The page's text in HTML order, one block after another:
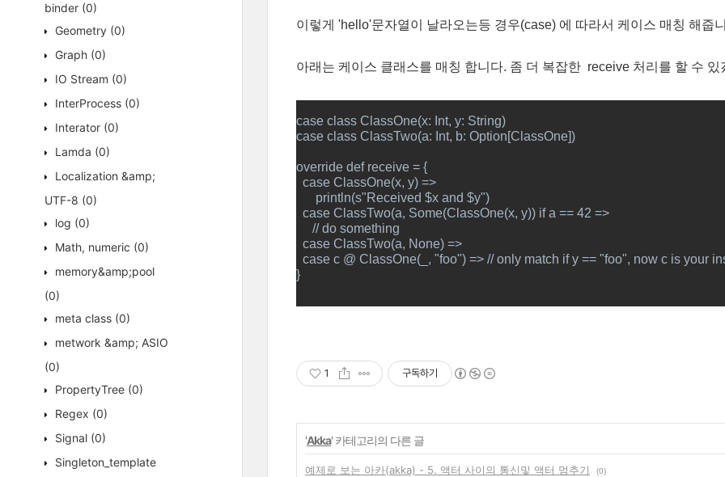
binder (0)
Geometry (0)
Graph (0)
IO Stream (0)
InterProcess (0)
Interator (0)
Lamda (0)
Localization &amp;
UTF-8 (0)
log (0)
Math, numeric (0)
memory&amp;pool
(0)
meta class (0)
metwork &amp; ASIO
(0)
PropertyTree (0)
Regex (0)
Signal (0)
Singleton_template
이렇게 'hello'문자열이 날라오는등 경우(case) 에 따라서 케이스 매칭 해줍
아래는 케이스 클래스를 매칭 합니다. 좀 더 복잡한 receive 처리를 할 수 있
case class ClassOne(x: Int, y: String)
case class ClassTwo(a: Int, b: Option[ClassOne])
override def receive = {
  case ClassOne(x, y) =>
      println(s"Received $x and $y")
  case ClassTwo(a, Some(ClassOne(x, y)) if a == 42 =>
// do something
  case ClassTwo(a, None) =>
case c @ ClassOne(_, "foo") => // only match if y == "foo", now c is your
}
1 구독하기
'Akka' 카테고리의 다른 글
예제로 보는 아카(akka) - 5. 액터 사이의 통신및 액터 멈추기 (0)